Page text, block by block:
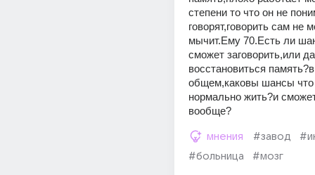
степени то что он не
говорят,говорить сам не
мычит.Ему 70.Есть ли
сможет заговорить,или
восстановиться память?в
общем,каковы шансы
нормально жить?и
вообще?
мнения #завод
#больница
#мозг